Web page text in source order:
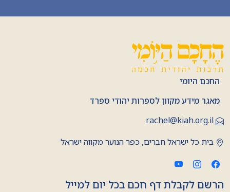
החכם היומי
מאגר מידע מקוון לספרות יהודי ספרד
rachel@kiah.org.il
בית כל ישראל חברים, כפר הנוער מקווה ישראל
הרשם לקבלת דף חכם בכל יום למייל